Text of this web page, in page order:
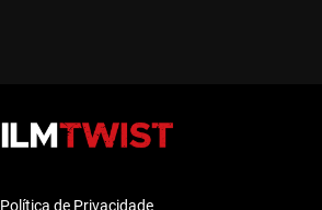
Política de Privacidade